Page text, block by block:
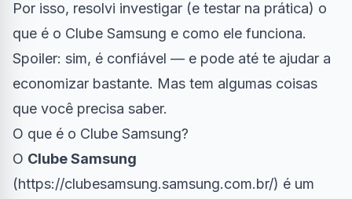
Por isso, resolvi investigar (e testar na prática) o
que é o Clube Samsung e como ele funciona.
Spoiler: sim, é confiável — e pode até te ajudar a
economizar bastante. Mas tem algumas coisas
que você precisa saber.
O que é o Clube Samsung?
O Clube Samsung
(https://clubesamsung.samsung.com.br/) é um